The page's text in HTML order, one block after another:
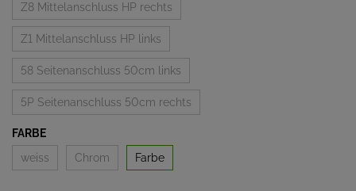
Z8 Mittelanschluss HP rechts
Z1 Mittelanschluss HP links
58 Seitenanschluss 50cm links
5P Seitenanschluss 50cm rechts
FARBE
weiss
Chrom Farbe